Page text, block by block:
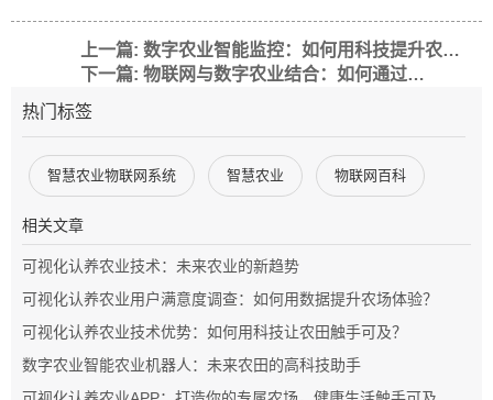
上一篇: 数字农业智能监控：如何用科技提升农业生产效率？
下一篇: 物联网与数字农业结合：如何通过智能技术提升农业生产效率？
热门标签
智慧农业物联网系统 智慧农业 物联网百科
相关文章
可视化认养农业技术：未来农业的新趋势
可视化认养农业用户满意度调查：如何用数据提升农场体验？
可视化认养农业技术优势：如何用科技让农田触手可及？
数字农业智能农业机器人：未来农田的高科技助手